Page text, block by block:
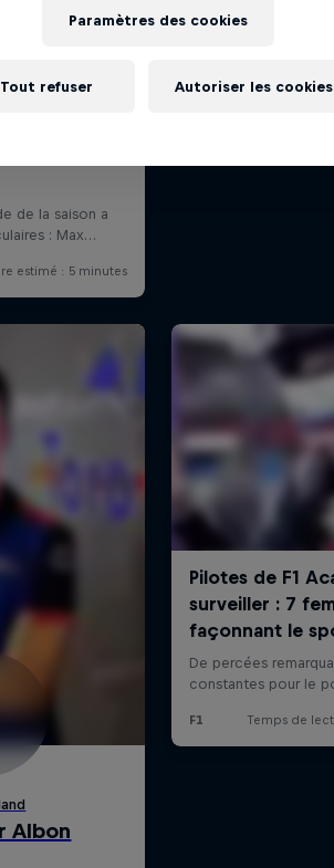
Paramètres des cookies
Tout refuser Autoriser les cookies